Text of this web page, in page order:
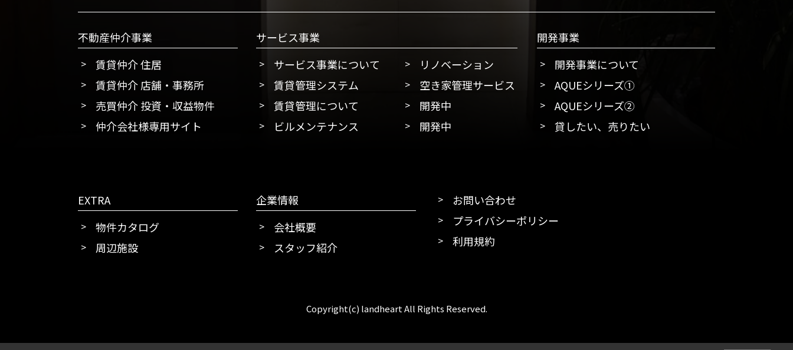
不動産仲介事業
賃貸仲介 住居
賃貸仲介 店舗・事務所
売買仲介 投資・収益物件
仲介会社様専用サイト
サービス事業
サービス事業について
賃貸管理システム
賃貸管理について
ビルメンテナンス
リノベーション
空き家管理サービス
開発中
開発中
開発事業
開発事業について
AQUEシリーズ①
AQUEシリーズ②
貸したい、売りたい
EXTRA
物件カタログ
周辺施設
企業情報
会社概要
スタッフ紹介
お問い合わせ
プライバシーポリシー
利用規約
Copyright(c) landheart All Rights Reserved.